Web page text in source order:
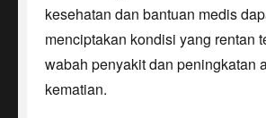
kesehatan dan bantuan medis
menciptakan kondisi yang rentan
wabah penyakit dan peningkatan
kematian.